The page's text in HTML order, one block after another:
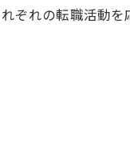
ぞれの転職活動